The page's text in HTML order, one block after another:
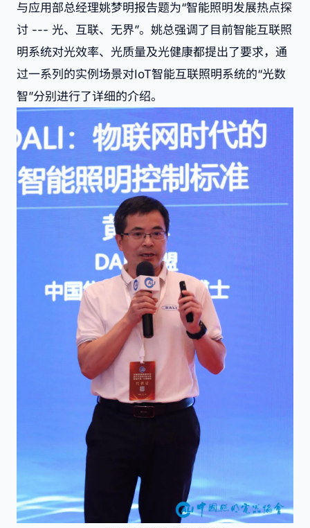
与应用部总经理姚梦明报告题为“智能照明发展热点探
讨 --- 光、互联、无界”。姚总强调了目前智能互联照
明系统对光效率、光质量及光健康都提出了要求，通
过一系列的实例场景对IoT智能互联照明系统的“光数
智”分别进行了详细的介绍。